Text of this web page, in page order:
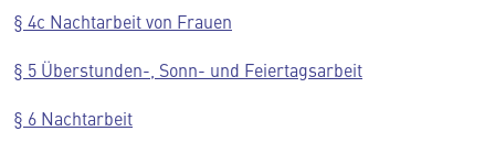
§ 4c Nachtarbeit von Frauen
§ 5 Überstunden-, Sonn- und Feiertagsarbeit
§ 6 Nachtarbeit